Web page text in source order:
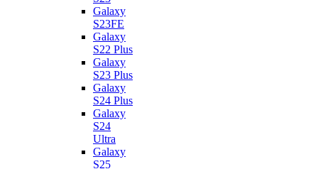
Galaxy
S23FE
Galaxy
S22 Plus
Galaxy
S23 Plus
Galaxy
S24 Plus
Galaxy
S24
Ultra
Galaxy
S25